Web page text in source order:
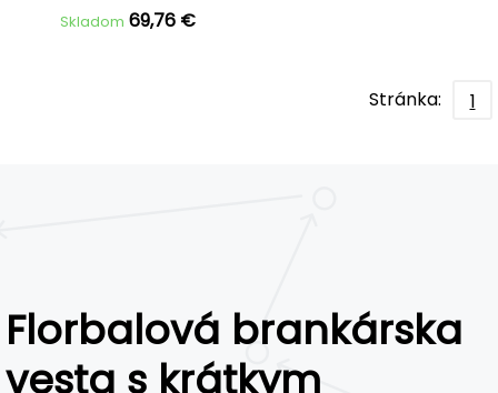
Skladom 69,76 €
Stránka: 1
Florbalová brankárska
vesta s krátkym